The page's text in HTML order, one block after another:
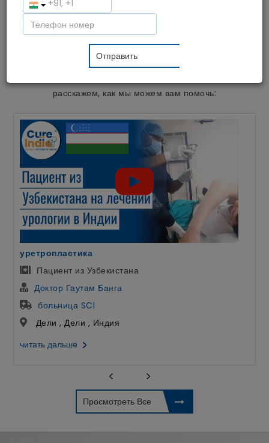
медицинское обслуживание доступным и недорогим для
пациентов со всего мира. На сегодняшний день мы
помогли тысячам пациентов из более чем 55 стран
получить специализированное лечение в Индии и
восстановить силы в спокойной атмосфере. Давайте
расскажем, как мы можем вам помочь:
уретропластика
Пациент из Узбекистана
Доктор Гаутам Банга
больница SCI
Дели , Дели , Индия
читать дальше
Просмотреть Все